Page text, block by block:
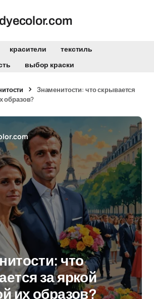
красители
текстиль
выбор краски
Знаменитости: что скрывается
образов?
что
за яркой
их образов?